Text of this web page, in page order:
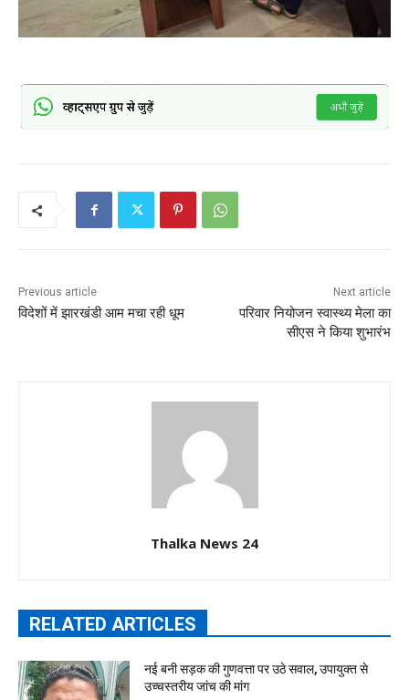
Previous article
विदेशों में झारखंडी आम मचा रही धूम
Next article
परिवार नियोजन स्वास्थ्य मेला का
सीएस ने किया शुभारंभ
Thalka News 24
RELATED ARTICLES
नई बनी सड़क की गुणवत्ता पर उठे सवाल, उपायुक्त से
उच्चस्तरीय जांच की मांग